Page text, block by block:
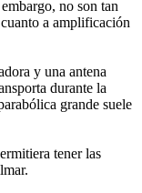
no son tan
a amplificación
y una antena
durante la
grande suele
tener las